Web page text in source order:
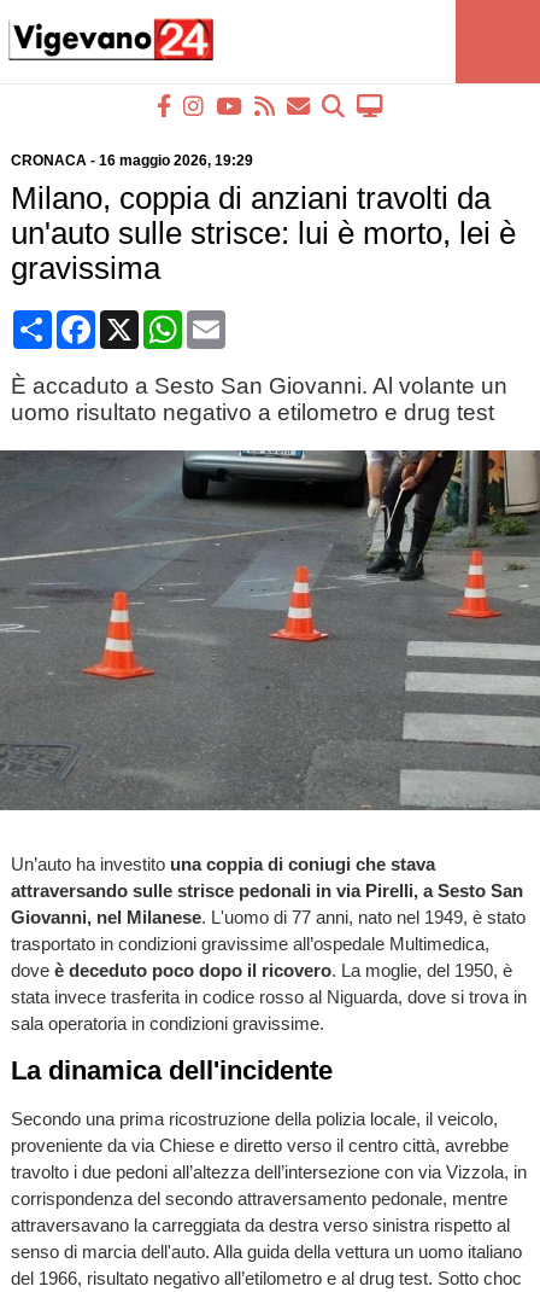
CRONACA- 16 maggio 2026, 19:29
Milano, coppia di anziani travolti da
un'auto sulle strisce: lui è morto, lei è
gravissima
CondividiFacebook
X WhatsApp
Email
È accaduto a Sesto San Giovanni. Al volante un
uomo risultato negativo a etilometro e drug test
Un’auto ha investito una coppia di coniugi che stava
attraversando sulle strisce pedonali in via Pirelli, a Sesto San
Giovanni, nel Milanese. L'uomo di 77 anni, nato nel 1949, è stato
trasportato in condizioni gravissime all’ospedale Multimedica,
dove è deceduto poco dopo il ricovero. La moglie, del 1950, è
stata invece trasferita in codice rosso al Niguarda, dove si trova in
sala operatoria in condizioni gravissime.
La dinamica dell'incidente
Secondo una prima ricostruzione della polizia locale, il veicolo,
proveniente da via Chiese e diretto verso il centro città, avrebbe
travolto i due pedoni all’altezza dell’intersezione con via Vizzola, in
corrispondenza del secondo attraversamento pedonale, mentre
attraversavano la carreggiata da destra verso sinistra rispetto al
senso di marcia dell'auto. Alla guida della vettura un uomo italiano
del 1966, risultato negativo all’etilometro e al drug test. Sotto choc